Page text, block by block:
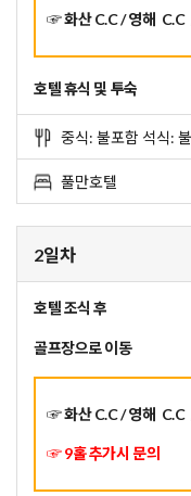
☞ 화산 C.C / 영해 C.C
호텔 휴식 및 투숙
중식: 불포함 석식:
풀만호텔
2일차
호텔 조식 후
골프장으로 이동
☞ 화산 C.C / 영해 C.C
☞ 9홀 추가시 문의